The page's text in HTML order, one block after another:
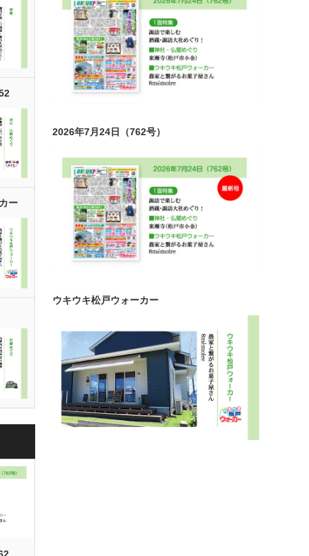
ー
2026年7月24日（762号）
ウキウキ松戸ウォーカー